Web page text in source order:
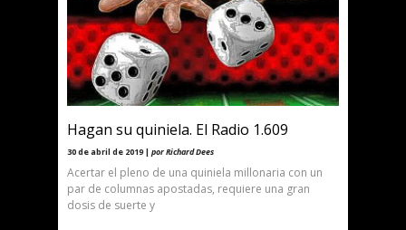
Hagan su quiniela. El Radio 1.609
30 de abril de 2019 | por Richard Dees
Acertar el pleno de una quiniela millonaria con un
par de columnas apostadas, requiere una gran
dosis de suerte y